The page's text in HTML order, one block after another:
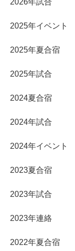
2026年試合
2025年イベント
2025年夏合宿
2025年試合
2024夏合宿
2024年試合
2024年イベント
2023夏合宿
2023年試合
2023年連絡
2022年夏合宿